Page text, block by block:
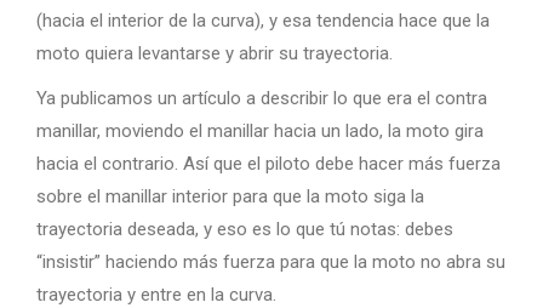
(hacia el interior de la curva), y esa tendencia hace que la
moto quiera levantarse y abrir su trayectoria.
Ya publicamos un artículo a describir lo que era el contra
manillar, moviendo el manillar hacia un lado, la moto gira
hacia el contrario. Así que el piloto debe hacer más fuerza
sobre el manillar interior para que la moto siga la
trayectoria deseada, y eso es lo que tú notas: debes
“insistir” haciendo más fuerza para que la moto no abra su
trayectoria y entre en la curva.